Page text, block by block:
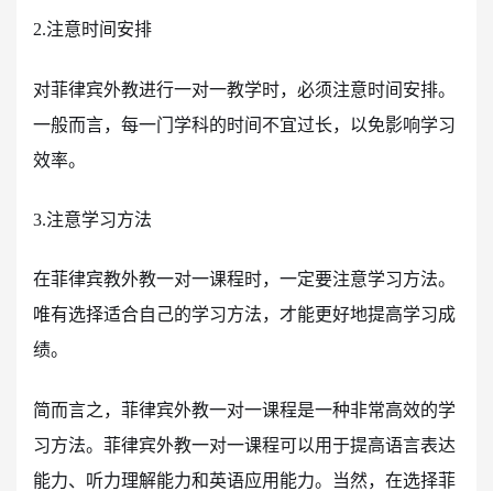
2.注意时间安排
对菲律宾外教进行一对一教学时，必须注意时间安排。
一般而言，每一门学科的时间不宜过长，以免影响学习
效率。
3.注意学习方法
在菲律宾教外教一对一课程时，一定要注意学习方法。
唯有选择适合自己的学习方法，才能更好地提高学习成
绩。
简而言之，菲律宾外教一对一课程是一种非常高效的学
习方法。菲律宾外教一对一课程可以用于提高语言表达
能力、听力理解能力和英语应用能力。当然，在选择菲